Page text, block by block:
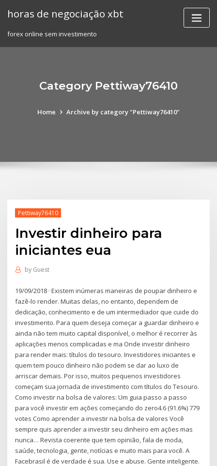
horas de negociação xbt
forex online sem investimento
Category Pettiway76410
Home Archive by category "Pettiway76410"
Pettiway76410
Investir dinheiro para
iniciantes eua
by Guest
19/09/2018 · Existem inúmeras maneiras de poupar dinheiro e
fazê-lo render. Muitas delas, no entanto, dependem de
dedicação, conhecimento e de um intermediador que cuide do
investimento. Para quem deseja começar a guardar dinheiro e
ainda não tem muito capital disponível, o melhor é recorrer às
aplicações menos complicadas e ma Onde investir dinheiro
para render mais: títulos do tesouro. Investidores iniciantes e
quem tem pouco dinheiro não podem se dar ao luxo de
arriscar demais. Por isso, muitos pequenos investidores
começam sua jornada de investimento com títulos do Tesouro.
Como investir na bolsa de valores: Um guia passo a passo
para você investir em ações começando do zero4.6 (91.6%) 779
votes Como aprender a investir na bolsa de valores Você
sempre quis aprender a investir seu dinheiro em ações mas
nunca… Revista coerente que tem opinião, fala de moda,
saúde, tecnologia, gente, notícias e muito mais para você. A
Facebrasil é de verdade é sua. Use e abuse. Gente inteligente.